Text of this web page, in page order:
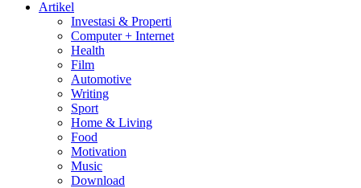
Artikel
Investasi & Properti
Computer + Internet
Health
Film
Automotive
Writing
Sport
Home & Living
Food
Motivation
Music
Download